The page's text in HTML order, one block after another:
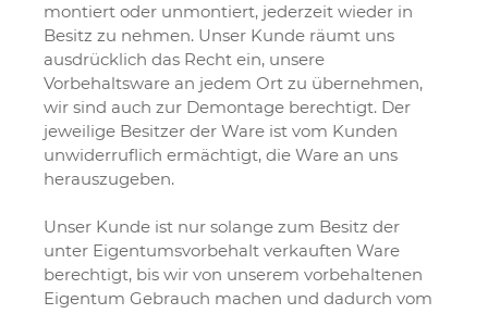
montiert oder unmontiert, jederzeit wieder in
Besitz zu nehmen. Unser Kunde räumt uns
ausdrücklich das Recht ein, unsere
Vorbehaltsware an jedem Ort zu übernehmen,
wir sind auch zur Demontage berechtigt. Der
jeweilige Besitzer der Ware ist vom Kunden
unwiderruflich ermächtigt, die Ware an uns
herauszugeben.
Unser Kunde ist nur solange zum Besitz der
unter Eigentumsvorbehalt verkauften Ware
berechtigt, bis wir von unserem vorbehaltenen
Eigentum Gebrauch machen und dadurch vom